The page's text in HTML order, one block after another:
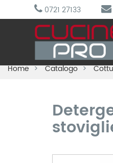
0721 27133
Home Catalogo